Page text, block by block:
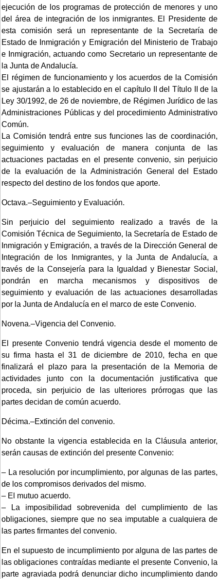
ejecución de los programas de protección de menores y uno
del área de integración de los inmigrantes. El Presidente de
esta comisión será un representante de la Secretaría de
Estado de Inmigración y Emigración del Ministerio de Trabajo
e Inmigración, actuando como Secretario un representante de
la Junta de Andalucía.
El régimen de funcionamiento y los acuerdos de la Comisión
se ajustarán a lo establecido en el capítulo II del Título II de la
Ley 30/1992, de 26 de noviembre, de Régimen Jurídico de las
Administraciones Públicas y del procedimiento Administrativo
Común.
La Comisión tendrá entre sus funciones las de coordinación,
seguimiento y evaluación de manera conjunta de las
actuaciones pactadas en el presente convenio, sin perjuicio
de la evaluación de la Administración General del Estado
respecto del destino de los fondos que aporte.
Octava.–Seguimiento y Evaluación.
Sin perjuicio del seguimiento realizado a través de la
Comisión Técnica de Seguimiento, la Secretaría de Estado de
Inmigración y Emigración, a través de la Dirección General de
Integración de los Inmigrantes, y la Junta de Andalucía, a
través de la Consejería para la Igualdad y Bienestar Social,
pondrán en marcha mecanismos y dispositivos de
seguimiento y evaluación de las actuaciones desarrolladas
por la Junta de Andalucía en el marco de este Convenio.
Novena.–Vigencia del Convenio.
El presente Convenio tendrá vigencia desde el momento de
su firma hasta el 31 de diciembre de 2010, fecha en que
finalizará el plazo para la presentación de la Memoria de
actividades junto con la documentación justificativa que
proceda, sin perjuicio de las ulteriores prórrogas que las
partes decidan de común acuerdo.
Décima.–Extinción del convenio.
No obstante la vigencia establecida en la Cláusula anterior,
serán causas de extinción del presente Convenio:
– La resolución por incumplimiento, por algunas de las partes,
de los compromisos derivados del mismo.
– El mutuo acuerdo.
– La imposibilidad sobrevenida del cumplimiento de las
obligaciones, siempre que no sea imputable a cualquiera de
las partes firmantes del convenio.
En el supuesto de incumplimiento por alguna de las partes de
las obligaciones contraídas mediante el presente Convenio, la
parte agraviada podrá denunciar dicho incumplimiento dando